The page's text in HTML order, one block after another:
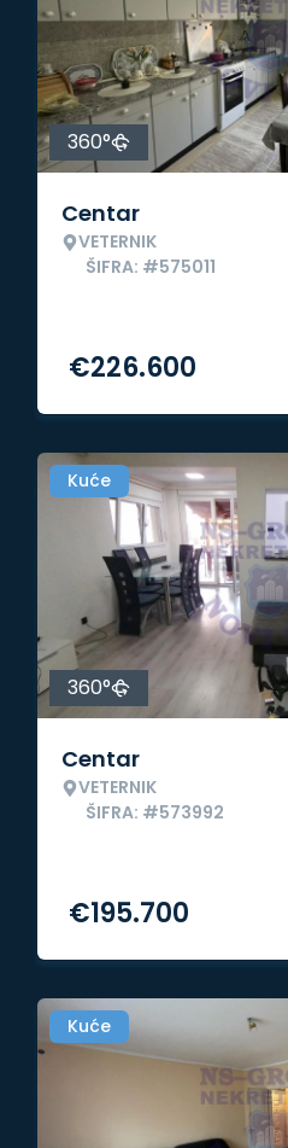
360°
Centar
VETERNIK
ŠIFRA: #575011
€226.600
Kuće
360°
Centar
VETERNIK
ŠIFRA: #573992
€195.700
Kuće